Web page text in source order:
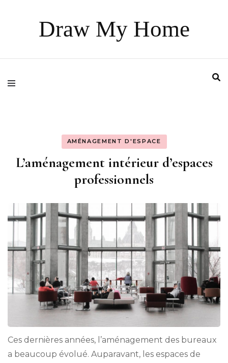
Draw My Home
AMÉNAGEMENT D'ESPACE
L’aménagement intérieur d’espaces
professionnels
Ces dernières années, l’aménagement des bureaux
a beaucoup évolué. Auparavant, les espaces de